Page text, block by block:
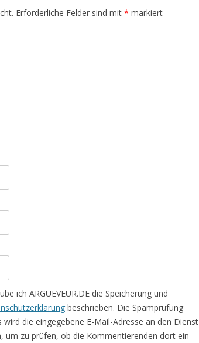
Erforderliche Felder sind mit * markiert
ich ARGUEVEUR.DE die Speicherung und
beschrieben. Die Spamprüfung
die eingegebene E-Mail-Adresse an den Dienst
um zu prüfen, ob die Kommentierenden dort ein